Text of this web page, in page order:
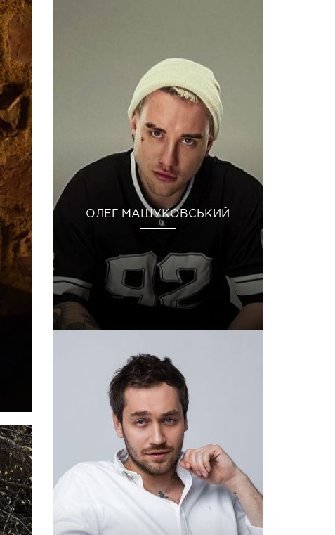
ОЛЕГ МАШУКОВСЬКИЙ